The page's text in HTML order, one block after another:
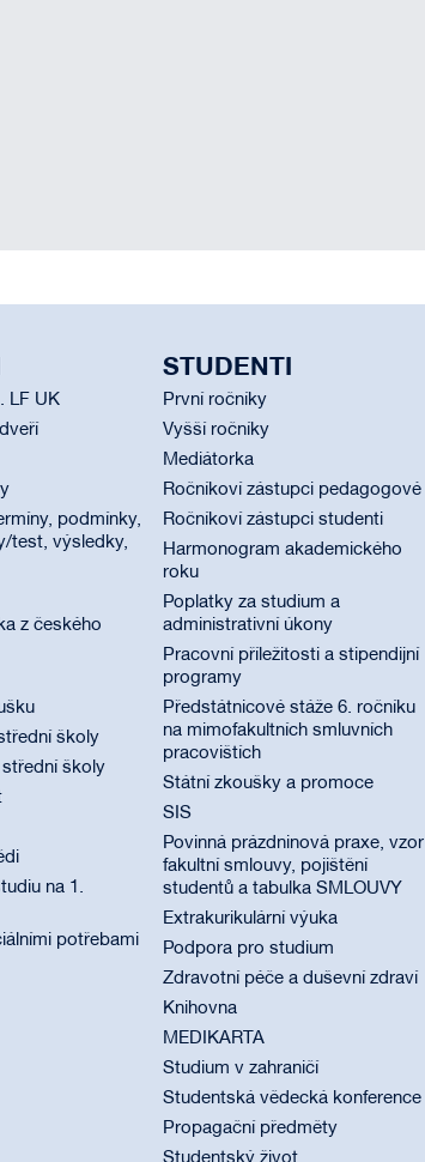
LF UK
podmínky,
test, výsledky,
z českého
školy
školy
na 1.
potřebami
STUDENTI
První ročníky
Vyšší ročníky
Mediátorka
Ročníkoví zástupci pedagogové
Ročníkoví zástupci studenti
Harmonogram akademického
roku
Poplatky za studium a
administrativní úkony
Pracovní příležitosti a stipendijní
programy
Předstátnicové stáže 6. ročníku
na mimofakultních smluvních
pracovištích
Státní zkoušky a promoce
SIS
Povinná prázdninová praxe, vzor
fakultní smlouvy, pojištění
studentů a tabulka SMLOUVY
Extrakurikulární výuka
Podpora pro studium
Zdravotní péče a duševní zdraví
Knihovna
MEDIKARTA
Studium v zahraničí
Studentská vědecká konference
Propagační předměty
Studentský život